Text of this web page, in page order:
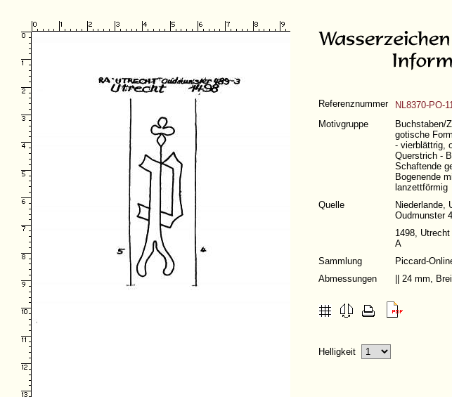
Referenznummer
NL8370-PO-
Motivgruppe
Buchstaben/
gotische
- vierblättrig,
Querstrich -
Schaftende
Bogenende
lanzettförmig
Quelle
Niederlande,
Oudmunster
1498, Utrecht
A
Sammlung
Piccard-
Abmessungen
|| 24 mm,
Helligkeit